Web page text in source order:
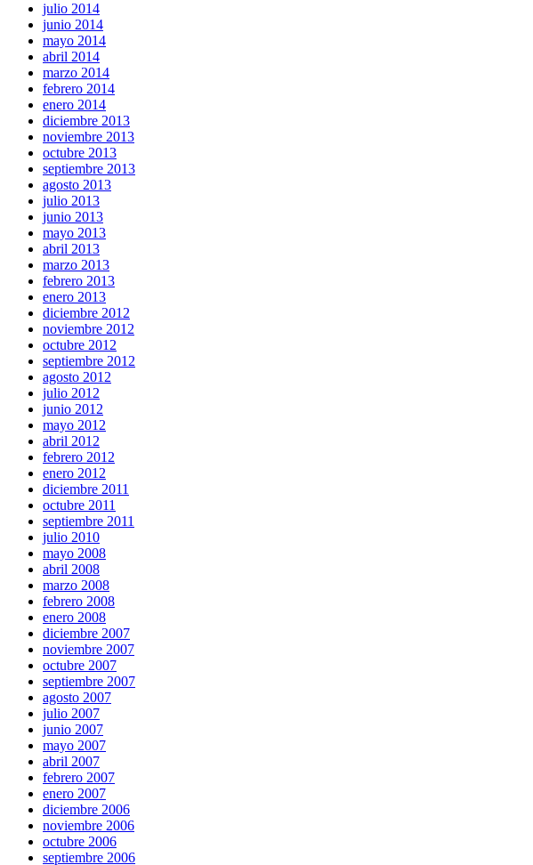
julio 2014
junio 2014
mayo 2014
abril 2014
marzo 2014
febrero 2014
enero 2014
diciembre 2013
noviembre 2013
octubre 2013
septiembre 2013
agosto 2013
julio 2013
junio 2013
mayo 2013
abril 2013
marzo 2013
febrero 2013
enero 2013
diciembre 2012
noviembre 2012
octubre 2012
septiembre 2012
agosto 2012
julio 2012
junio 2012
mayo 2012
abril 2012
febrero 2012
enero 2012
diciembre 2011
octubre 2011
septiembre 2011
julio 2010
mayo 2008
abril 2008
marzo 2008
febrero 2008
enero 2008
diciembre 2007
noviembre 2007
octubre 2007
septiembre 2007
agosto 2007
julio 2007
junio 2007
mayo 2007
abril 2007
febrero 2007
enero 2007
diciembre 2006
noviembre 2006
octubre 2006
septiembre 2006